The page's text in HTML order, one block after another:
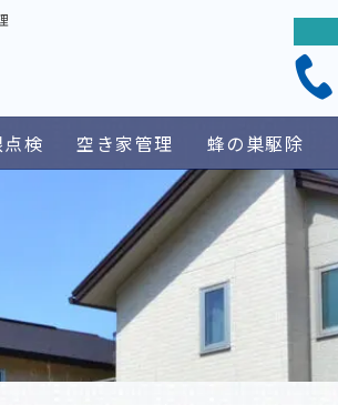
点検 空き家管理 蜂の巣駆除